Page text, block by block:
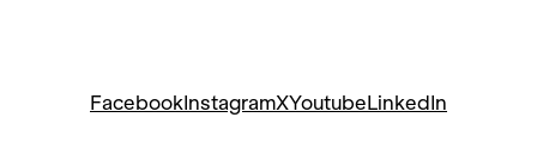
FacebookInstagramXYoutubeLinkedIn